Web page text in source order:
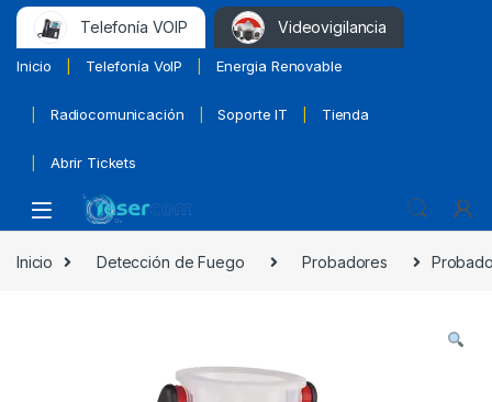
Telefonía VOIP Videovigilancia
Inicio Telefonía VoIP Energia Renovable
Radiocomunicación Soporte IT Tienda
Abrir Tickets
Inicio Detección de Fuego Probadores